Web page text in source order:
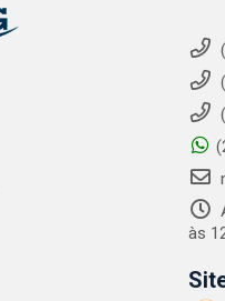
às